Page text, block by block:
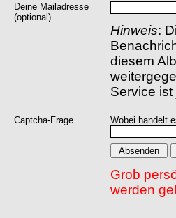
Deine Mailadresse
(optional)
Hinweis:
diesem
Service
Captcha-Frage Wobei handelt
Grob
werden